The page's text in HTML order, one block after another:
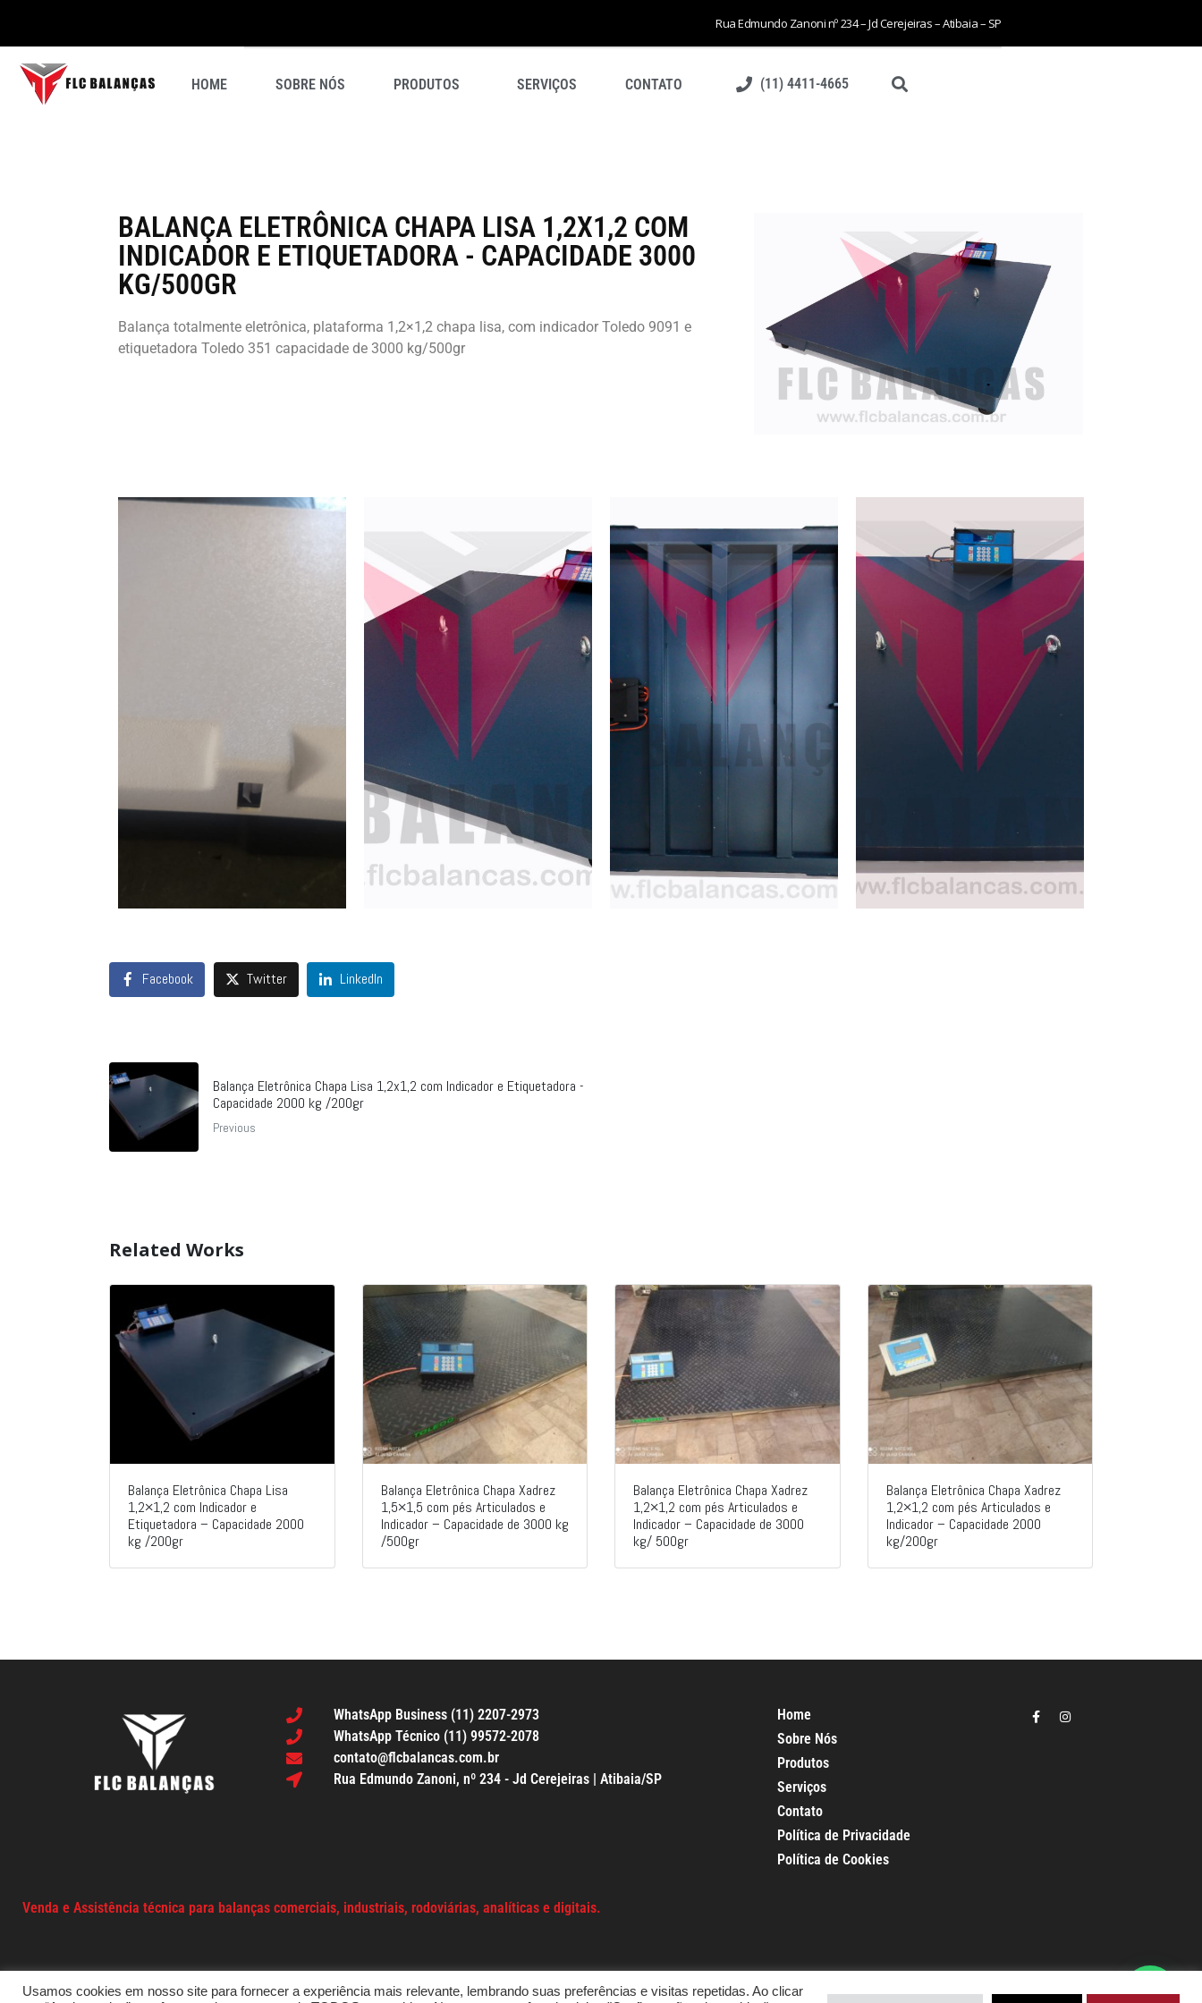
Rua Edmundo Zanoni nº 234 – Jd Cerejeiras – Atibaia – SP
HOME SOBRE NÓS PRODUTOS SERVIÇOS CONTATO (11) 4411-4665
BALANÇA ELETRÔNICA CHAPA LISA 1,2X1,2 COM
INDICADOR E ETIQUETADORA - CAPACIDADE 3000
KG/500GR
Balança totalmente eletrônica, plataforma 1,2×1,2 chapa lisa, com indicador Toledo 9091 e
etiquetadora Toledo 351 capacidade de 3000 kg/500gr
Facebook Twitter LinkedIn
Balança Eletrônica Chapa Lisa 1,2x1,2 com Indicador e Etiquetadora -
Capacidade 2000 kg /200gr
Previous
Related Works
Balança Eletrônica Chapa Lisa
1,2×1,2 com Indicador e
Etiquetadora – Capacidade 2000
kg /200gr
Balança Eletrônica Chapa Xadrez
1,5×1,5 com pés Articulados e
Indicador – Capacidade de 3000 kg
/500gr
Balança Eletrônica Chapa Xadrez
1,2×1,2 com pés Articulados e
Indicador – Capacidade de 3000
kg/ 500gr
Balança Eletrônica Chapa Xadrez
1,2×1,2 com pés Articulados e
Indicador – Capacidade 2000
kg/200gr
WhatsApp Business (11) 2207-2973
WhatsApp Técnico (11) 99572-2078
contato@flcbalancas.com.br
Rua Edmundo Zanoni, nº 234 - Jd Cerejeiras | Atibaia/SP
Home
Sobre Nós
Produtos
Serviços
Contato
Política de Privacidade
Política de Cookies
Venda e Assistência técnica para balanças comerciais, industriais, rodoviárias, analíticas e digitais.
Usamos cookies em nosso site para fornecer a experiência mais relevante, lembrando suas preferências e visitas repetidas. Ao clicar